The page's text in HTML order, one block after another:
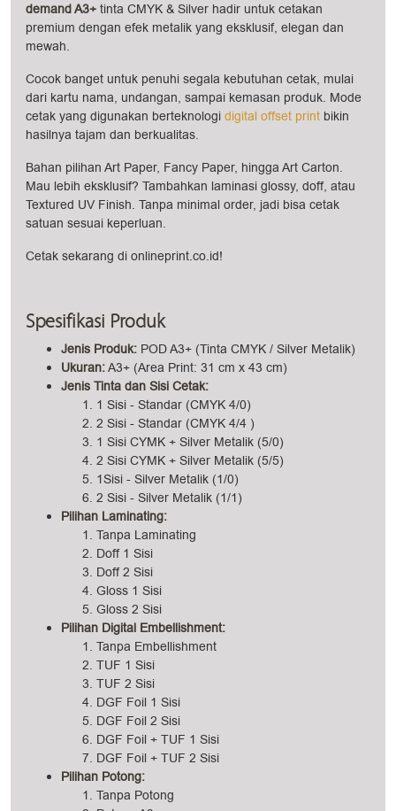
demand A3+ tinta CMYK & Silver hadir untuk cetakan
premium dengan efek metalik yang eksklusif, elegan dan
mewah.
Cocok banget untuk penuhi segala kebutuhan cetak, mulai
dari kartu nama, undangan, sampai kemasan produk. Mode
cetak yang digunakan berteknologi digital offset print bikin
hasilnya tajam dan berkualitas.
Bahan pilihan Art Paper, Fancy Paper, hingga Art Carton.
Mau lebih eksklusif? Tambahkan laminasi glossy, doff, atau
Textured UV Finish. Tanpa minimal order, jadi bisa cetak
satuan sesuai keperluan.
Cetak sekarang di onlineprint.co.id!
Spesifikasi Produk
Jenis Produk: POD A3+ (Tinta CMYK / Silver Metalik)
Ukuran:A3+ (Area Print: 31 cm x 43 cm)
Jenis Tinta dan Sisi Cetak:
1 Sisi - Standar (CMYK 4/0)
2 Sisi - Standar (CMYK 4/4 )
1 Sisi CYMK + Silver Metalik (5/0)
2 Sisi CYMK + Silver Metalik (5/5)
1Sisi - Silver Metalik (1/0)
2 Sisi - Silver Metalik (1/1)
Pilihan Laminating:
Tanpa Laminating
Doff 1 Sisi
Doff 2 Sisi
Gloss 1 Sisi
Gloss 2 Sisi
Pilihan Digital Embellishment:
Tanpa Embellishment
TUF 1 Sisi
TUF 2 Sisi
DGF Foil 1 Sisi
DGF Foil 2 Sisi
DGF Foil + TUF 1 Sisi
DGF Foil + TUF 2 Sisi
Pilihan Potong:
Tanpa Potong